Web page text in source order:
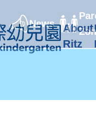
News
About
Ritz